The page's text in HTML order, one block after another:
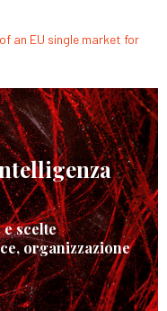
an EU single market for
scelte
organizzazione